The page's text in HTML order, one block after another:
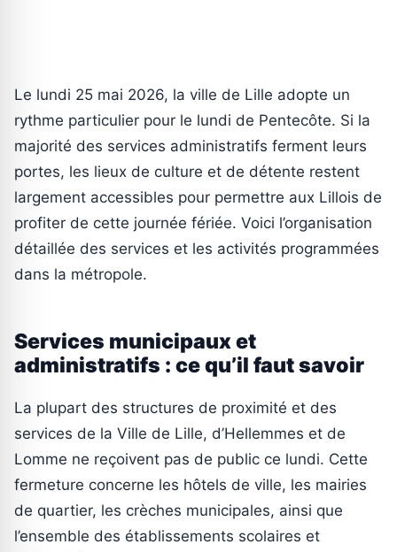
Le lundi 25 mai 2026, la ville de Lille adopte un
rythme particulier pour le lundi de Pentecôte. Si la
majorité des services administratifs ferment leurs
portes, les lieux de culture et de détente restent
largement accessibles pour permettre aux Lillois de
profiter de cette journée fériée. Voici l’organisation
détaillée des services et les activités programmées
dans la métropole.
Services municipaux et
administratifs : ce qu’il faut savoir
La plupart des structures de proximité et des
services de la Ville de Lille, d’Hellemmes et de
Lomme ne reçoivent pas de public ce lundi. Cette
fermeture concerne les hôtels de ville, les mairies
de quartier, les crèches municipales, ainsi que
l’ensemble des établissements scolaires et